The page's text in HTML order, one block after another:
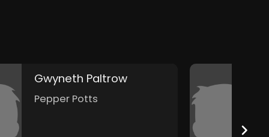
Gwyneth Paltrow
Pepper Potts